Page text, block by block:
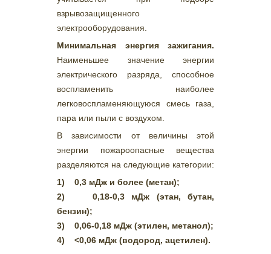
взрывозащищенного
электрооборудования.
Минимальная энергия зажигания.
Наименьшее значение энергии
электрического разряда, способное
воспламенить наиболее
легковоспламеняющуюся смесь газа,
пара или пыли с воздухом.
В зависимости от величины этой
энергии пожароопасные вещества
разделяются на следующие категории:
1) 0,3 мДж и более (метан);
2) 0,18-0,3 мДж (этан, бутан,
бензин);
3) 0,06-0,18 мДж (этилен, метанол);
4) <0,06 мДж (водород, ацетилен).